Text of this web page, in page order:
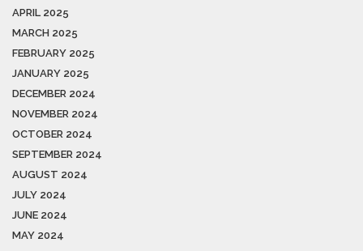
APRIL 2025
MARCH 2025
FEBRUARY 2025
JANUARY 2025
DECEMBER 2024
NOVEMBER 2024
OCTOBER 2024
SEPTEMBER 2024
AUGUST 2024
JULY 2024
JUNE 2024
MAY 2024